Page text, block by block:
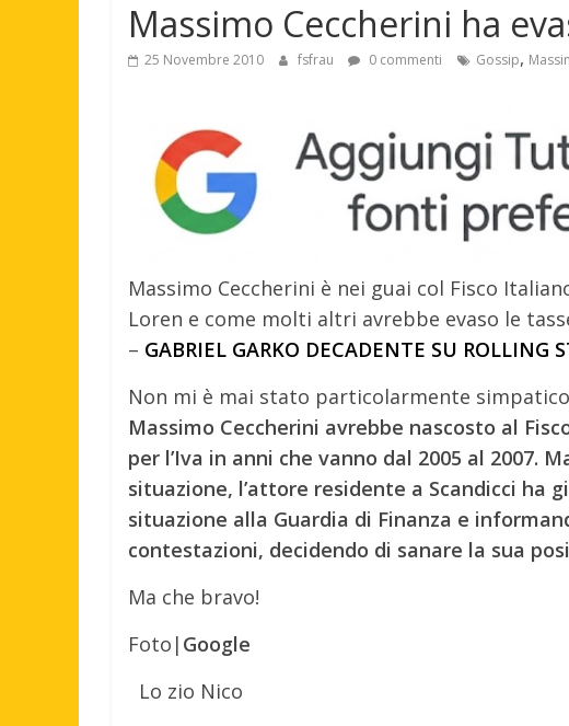
Massimo Ceccherini ha
25 Novembre 2010 fsfrau 0 commenti Gossip,
Massimo Ceccherini è nei guai col Fisco
Loren e come molti altri avrebbe evaso le
– GABRIEL GARKO DECADENTE SU ROLLING
Non mi è mai stato particolarmente
Massimo Ceccherini avrebbe nascosto al
per l’Iva in anni che vanno dal 2005 al 2007.
situazione, l’attore residente a Scandicci ha
situazione alla Guardia di Finanza e
contestazioni, decidendo di sanare la sua
Ma che bravo!
Foto| Google
Lo zio Nico